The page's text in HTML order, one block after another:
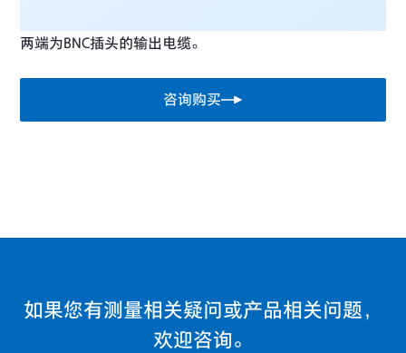
两端为BNC插头的输出电缆。
咨询购买
如果您有测量相关疑问或产品相关问题，
欢迎咨询。